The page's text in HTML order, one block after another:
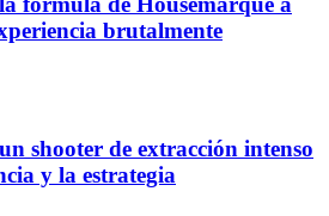
fórmula de Housemarque a
brutalmente
shooter de extracción intenso
y la estrategia